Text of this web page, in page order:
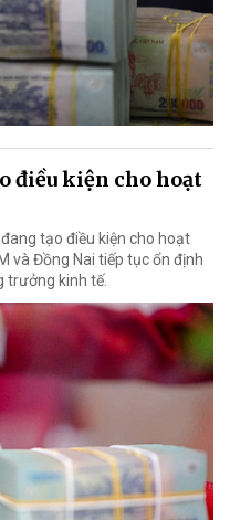
điều kiện cho hoạt
tạo điều kiện cho hoạt
và Đồng Nai tiếp tục ổn định
trưởng kinh tế.